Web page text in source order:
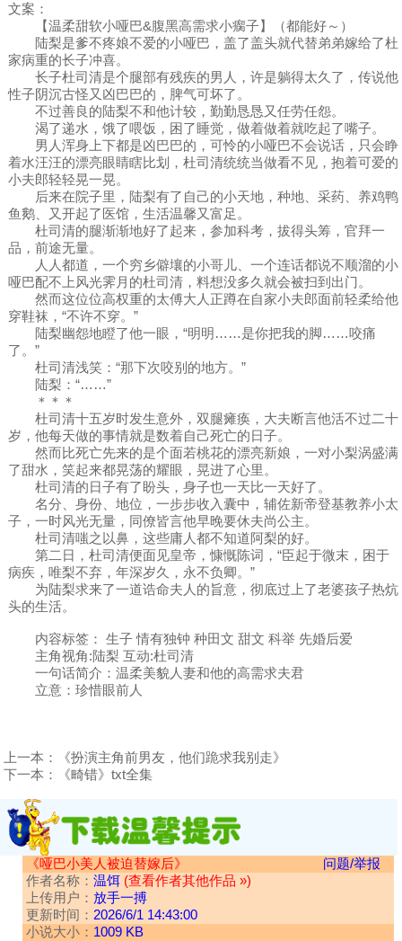
文案：
【温柔甜软小哑巴&腹黑高需求小瘸子】（都能好～）
陆梨是爹不疼娘不爱的小哑巴，盖了盖头就代替弟弟嫁给了杜
家病重的长子冲喜。
长子杜司清是个腿部有残疾的男人，许是躺得太久了，传说他
性子阴沉古怪又凶巴巴的，脾气可坏了。
不过善良的陆梨不和他计较，勤勤恳恳又任劳任怨。
渴了递水，饿了喂饭，困了睡觉，做着做着就吃起了嘴子。
男人浑身上下都是凶巴巴的，可怜的小哑巴不会说话，只会睁
着水汪汪的漂亮眼睛瞎比划，杜司清统统当做看不见，抱着可爱的
小夫郎轻轻晃一晃。
后来在院子里，陆梨有了自己的小天地，种地、采药、养鸡鸭
鱼鹅、又开起了医馆，生活温馨又富足。
杜司清的腿渐渐地好了起来，参加科考，拔得头筹，官拜一
品，前途无量。
人人都道，一个穷乡僻壤的小哥儿、一个连话都说不顺溜的小
哑巴配不上风光霁月的杜司清，料想没多久就会被扫到出门。
然而这位位高权重的太傅大人正蹲在自家小夫郎面前轻柔给他
穿鞋袜，“不许不穿。”
陆梨幽怨地瞪了他一眼，“明明……是你把我的脚……咬痛
了。”
杜司清浅笑：“那下次咬别的地方。”
陆梨：“……”
＊＊＊
杜司清十五岁时发生意外，双腿瘫痪，大夫断言他活不过二十
岁，他每天做的事情就是数着自己死亡的日子。
然而比死亡先来的是个面若桃花的漂亮新娘，一对小梨涡盛满
了甜水，笑起来都晃荡的耀眼，晃进了心里。
杜司清的日子有了盼头，身子也一天比一天好了。
名分、身份、地位，一步步收入囊中，辅佐新帝登基教养小太
子，一时风光无量，同僚皆言他早晚要休夫尚公主。
杜司清嗤之以鼻，这些庸人都不知道阿梨的好。
第二日，杜司清便面见皇帝，慷慨陈词，“臣起于微末，困于
病疾，唯梨不弃，年深岁久，永不负卿。”
为陆梨求来了一道诰命夫人的旨意，彻底过上了老婆孩子热炕
头的生活。
内容标签： 生子 情有独钟 种田文 甜文 科举 先婚后爱
主角视角:陆梨 互动:杜司清
一句话简介：温柔美貌人妻和他的高需求夫君
立意：珍惜眼前人
上一本：
《扮演主角前男友，他们跪求我别走》
下一本：
《畸错》txt全集
《哑巴小美人被迫替嫁后》
问题/举报
作者名称： 温饵 (查看作者其他作品 »)
上传用户： 放手一搏
更新时间： 2026/6/1 14:43:00
小说大小： 1009 KB